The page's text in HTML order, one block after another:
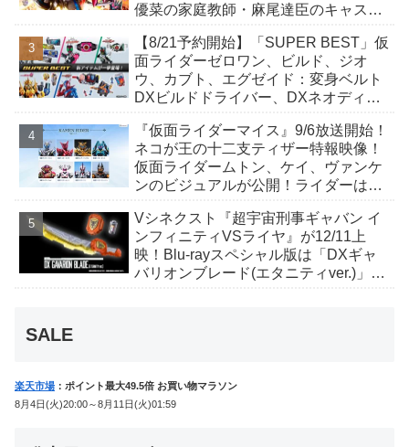
優菜の家庭教師・麻尾達臣のキャスト
んも変身！
【8/21予約開始】「SUPER BEST」仮
面ライダーゼロワン、ビルド、ジオ
ウ、カブト、エグゼイド：変身ベルト
DXビルドドライバー、DXネオディケ
か12点！
『仮面ライダーマイス』9/6放送開始！
ネコが王の十二支ティザー特報映像！
仮面ライダームトン、ケイ、ヴァンケ
ンのビジュアルが公開！ライダーは子
Vシネクスト『超宇宙刑事ギャバン イ
ンフィニティVSライヤ』が12/11上
映！Blu-rayスペシャル版は「DXギャ
バリオンブレード(エタニティver.)」
SALE
楽天市場 ：ポイント最大49.5倍 お買い物マラソン
8月4日(火)20:00～8月11日(火)01:59